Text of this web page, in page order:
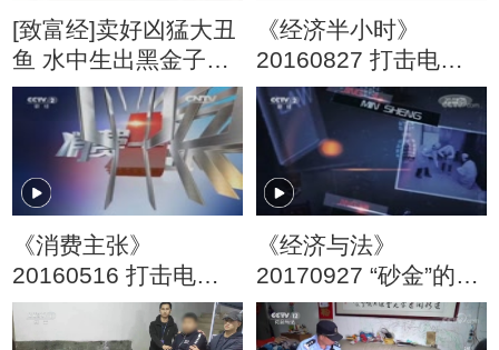
[致富经]卖好凶猛大丑
鱼 水中生出黑金子
20160804
《经济半小时》
20160827 打击电信
网络犯罪：“飓风”在行
动
《消费主张》
20160516 打击电信
网络违法犯罪——伪
基站之害
《经济与法》
20170927 “砂金”的诱
惑